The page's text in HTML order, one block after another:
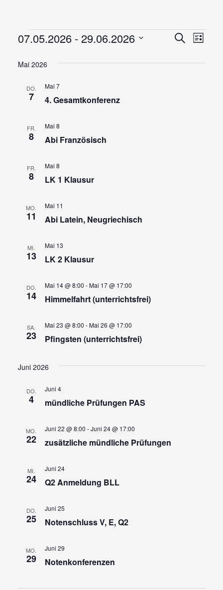
Veranstaltungen
und
SucheListe
07.05.2026 - 29.06.2026
Mai 2026
DO.
7 4. Gesamtkonferenz
Mai 7
FR.
8 Abi Französisch
Mai 8
FR.
8 LK 1 Klausur
Mai 8
MO.
11 Abi Latein, Neugriechisch
Mai 11
MI.
13 LK 2 Klausur
Mai 13
DO.
14 Himmelfahrt (unterrichtsfrei)
Mai 14 @ 8:00 -Mai 17 @ 17:00
SA.
23 Pfingsten (unterrichtsfrei)
Mai 23 @ 8:00 -Mai 26 @ 17:00
Juni 2026
DO.
4 mündliche Prüfungen PAS
Juni 4
MO.
22 zusätzliche mündliche Prüfungen
Juni 22 @ 8:00 -Juni 24 @ 17:00
MI.
24 Q2 Anmeldung BLL
Juni 24
DO.
25 Notenschluss V, E, Q2
Juni 25
MO.
29 Notenkonferenzen
Juni 29